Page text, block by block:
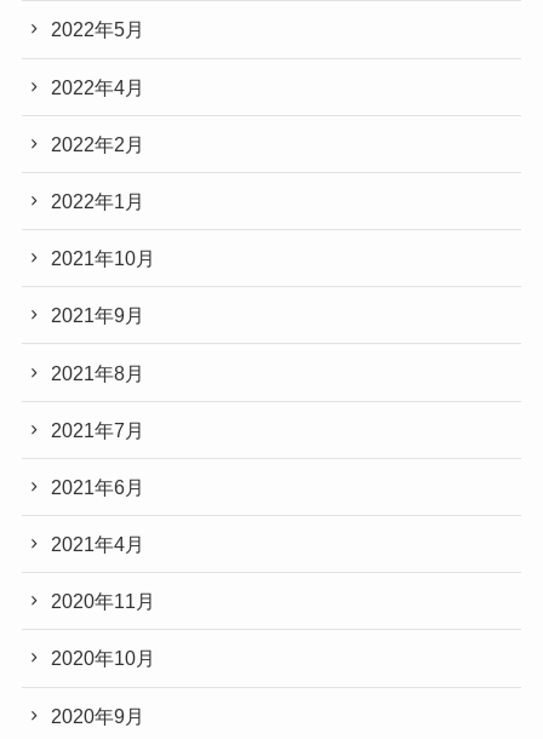
2022年5月
2022年4月
2022年2月
2022年1月
2021年10月
2021年9月
2021年8月
2021年7月
2021年6月
2021年4月
2020年11月
2020年10月
2020年9月